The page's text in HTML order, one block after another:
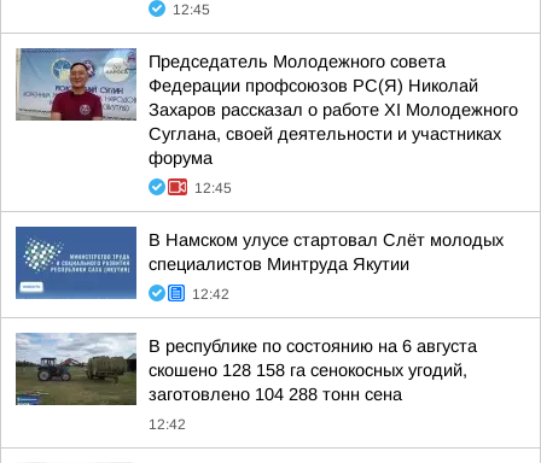
12:45
Председатель Молодежного совета
Федерации профсоюзов РС(Я) Николай
Захаров рассказал о работе XI Молодежного
Суглана, своей деятельности и участниках
форума
12:45
В Намском улусе стартовал Слёт молодых
специалистов Минтруда Якутии
12:42
В республике по состоянию на 6 августа
скошено 128 158 га сенокосных угодий,
заготовлено 104 288 тонн сена
12:42